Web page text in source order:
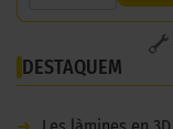
DESTAQUEM